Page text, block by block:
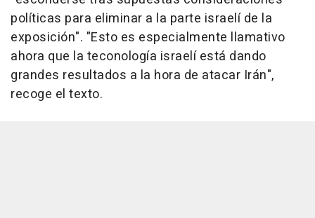
políticas para eliminar a la parte israelí de la
exposición". "Esto es especialmente llamativo
ahora que la teconología israelí está dando
grandes resultados a la hora de atacar Irán",
recoge el texto.